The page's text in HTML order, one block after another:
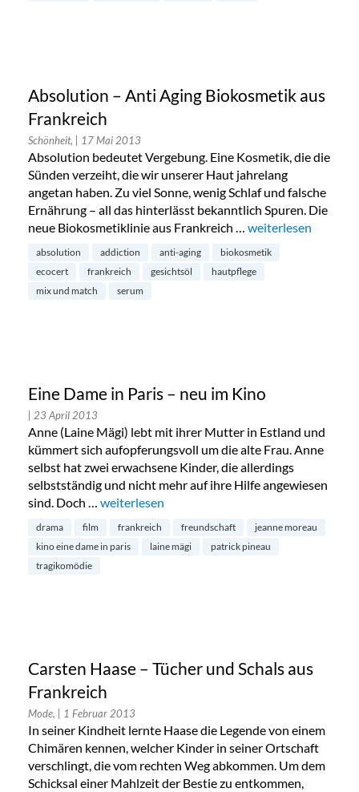
Absolution – Anti Aging Biokosmetik aus
Frankreich
Schönheit, | 17 Mai 2013
Absolution bedeutet Vergebung. Eine Kosmetik, die die
Sünden verzeiht, die wir unserer Haut jahrelang
angetan haben. Zu viel Sonne, wenig Schlaf und falsche
Ernährung – all das hinterlässt bekanntlich Spuren. Die
neue Biokosmetiklinie aus Frankreich … „Absolution – Anti
weiterlesen
absolution addiction anti-aging
biokosmetik
ecocert
frankreich gesichtsöl
hautpflege
mix und match
serum
Eine Dame in Paris – neu im Kino
| 23 April 2013
Anne (Laine Mägi) lebt mit ihrer Mutter in Estland und
kümmert sich aufopferungsvoll um die alte Frau. Anne
selbst hat zwei erwachsene Kinder, die allerdings
selbstständig und nicht mehr auf ihre Hilfe angewiesen
sind. Doch … „Eine Dame in Paris – neu im Kino“
weiterlesen
drama film frankreich freundschaft
jeanne moreau
kino eine dame in paris
laine mägi
patrick pineau
tragikomödie
Carsten Haase – Tücher und Schals aus
Frankreich
Mode, | 1 Februar 2013
In seiner Kindheit lernte Haase die Legende von einem
Chimären kennen, welcher Kinder in seiner Ortschaft
verschlingt, die vom rechten Weg abkommen. Um dem
Schicksal einer Mahlzeit der Bestie zu entkommen,